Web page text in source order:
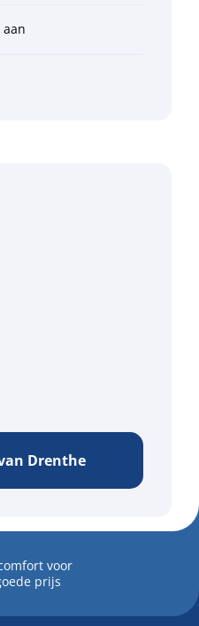
Drenthe
voor
prijs